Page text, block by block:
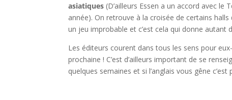
asiatiques (D’ailleurs Essen a un accord avec
année). On retrouve à la croisée de certains
un jeu improbable et c’est cela qui donne autant
Les éditeurs courent dans tous les sens pour
prochaine ! C’est d’ailleurs important de se
quelques semaines et si l’anglais vous gêne